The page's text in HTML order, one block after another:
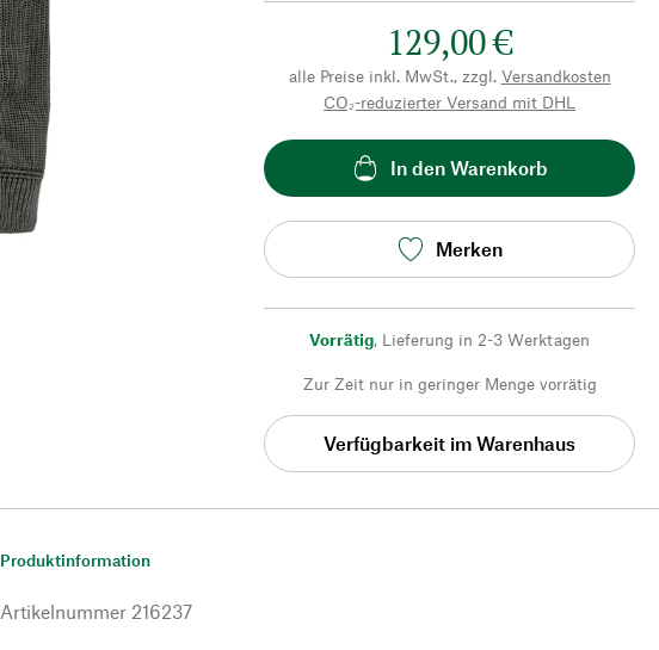
129,00 €
alle Preise inkl. MwSt., zzgl. Versandkosten
CO₂-reduzierter Versand mit DHL
In den Warenkorb
Merken
Vorrätig, Lieferung in 2-3 Werktagen
Zur Zeit nur in geringer Menge vorrätig
Verfügbarkeit im Warenhaus
Produktinformation
Artikelnummer 216237